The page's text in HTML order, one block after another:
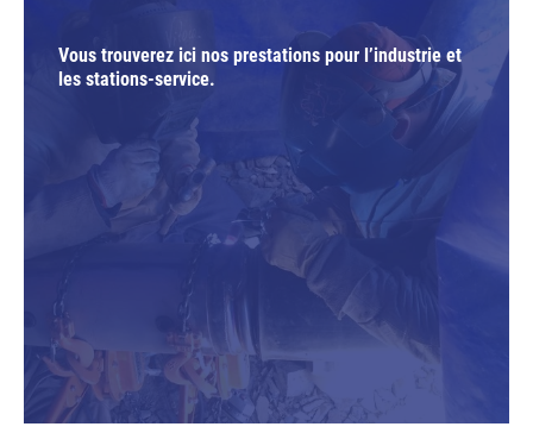
Vous trouverez ici nos prestations pour l’industrie et
les stations-service.